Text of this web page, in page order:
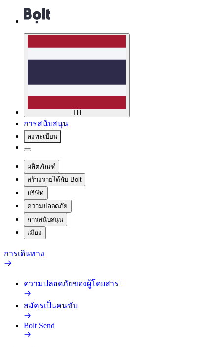
TH
การสนับสนุน
ลงทะเบียน
ผลิตภัณฑ์
สร้างรายได้กับ Bolt
บริษัท
ความปลอดภัย
การสนับสนุน
เมือง
การเดินทาง
ความปลอดภัยของผู้โดยสาร
สมัครเป็นคนขับ
Bolt Send